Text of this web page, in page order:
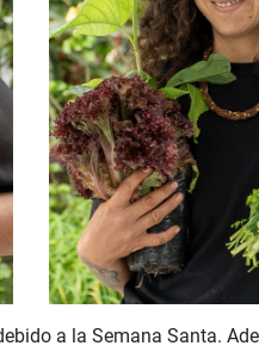
a la Semana Santa.